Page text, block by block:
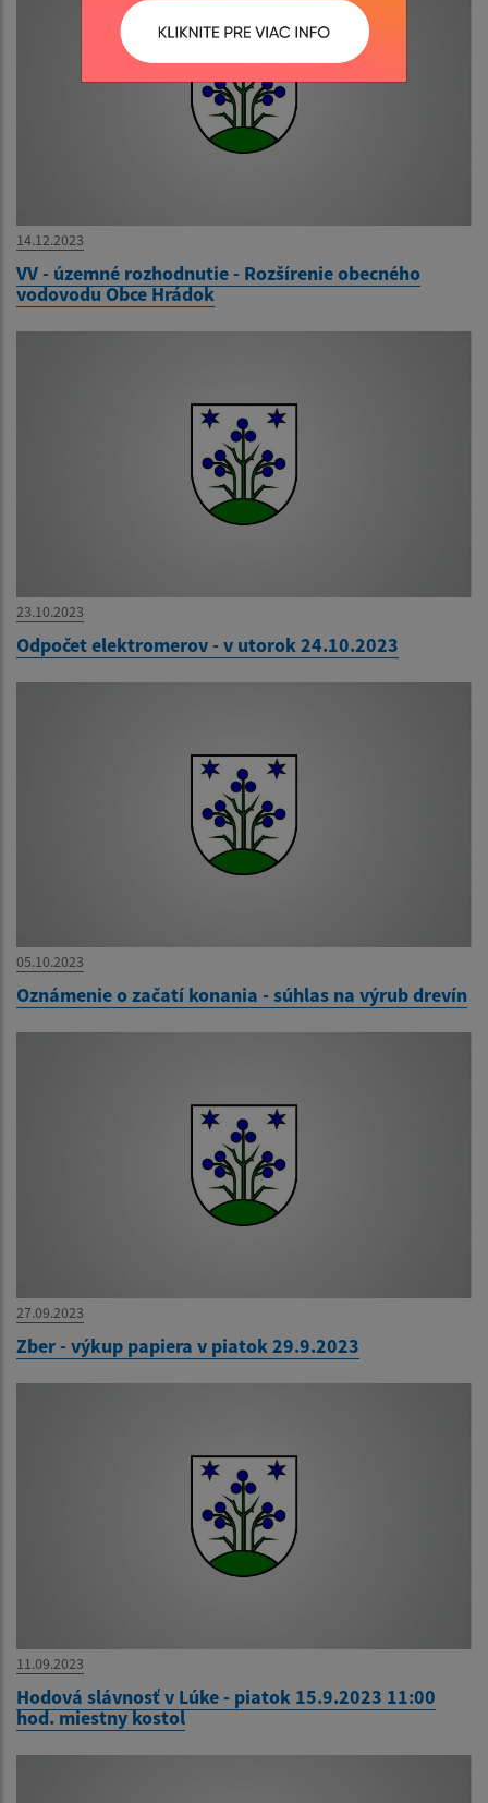
14.12.2023
VV - územné rozhodnutie - Rozšírenie obecného
vodovodu Obce Hrádok
23.10.2023
Odpočet elektromerov - v utorok 24.10.2023
05.10.2023
Oznámenie o začatí konania - súhlas na výrub drevín
27.09.2023
Zber - výkup papiera v piatok 29.9.2023
11.09.2023
Hodová slávnosť v Lúke - piatok 15.9.2023 11:00
hod. miestny kostol